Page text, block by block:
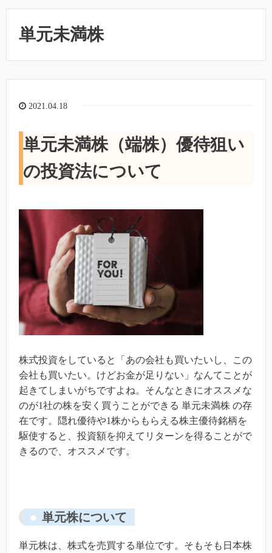
単元未満株
2021.04.18
単元未満株（端株）優待狙い
の投資法について
株式投資をしていると「あの会社も買いたいし、この
会社も買いたい。けどお金が足りない」なんてことが
起きてしまいがちですよね。そんなときにオススメな
のが1社の株を安く買うことができる 単元未満株 の存
在です。隠れ優待や1株からもらえる株主優待銘柄を
駆使すると、投資額を抑えてリターンを得ることがで
きるので、オススメです。
単元株について
単元株は、株式を売買する単位です。そもそも日本株